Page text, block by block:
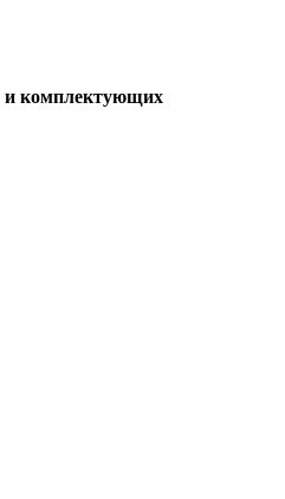
и комплектующих